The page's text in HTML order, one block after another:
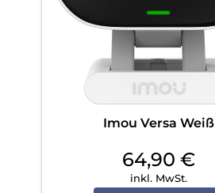
Imou Versa Weiß
64,90 €
inkl. MwSt.